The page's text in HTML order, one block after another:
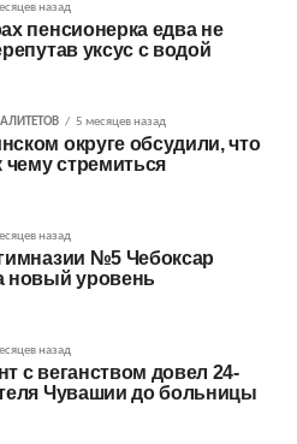
назад
пенсионерка едва не
уксус с водой
5 месяцев назад
округе обсудили, что
чему стремиться
назад
№5 Чебоксар
новый уровень
назад
с веганством довел 24-
Чувашии до больницы